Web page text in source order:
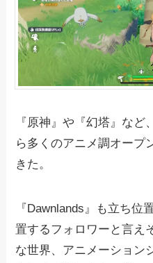
『原神』や『幻塔』な
ら多くのアニメ調オープ
きた。
『Dawnlands』も立ち位
置するフォロワーと言え
な世界、アニメーション